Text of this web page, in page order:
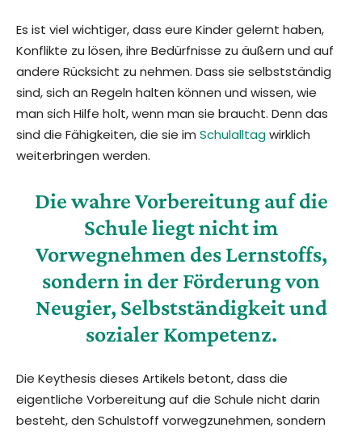
Es ist viel wichtiger, dass eure Kinder gelernt haben,
Konflikte zu lösen, ihre Bedürfnisse zu äußern und auf
andere Rücksicht zu nehmen. Dass sie selbstständig
sind, sich an Regeln halten können und wissen, wie
man sich Hilfe holt, wenn man sie braucht. Denn das
sind die Fähigkeiten, die sie im Schulalltagwirklich
weiterbringen werden.
Die wahre Vorbereitung auf die
Schule liegt nicht im
Vorwegnehmen des Lernstoffs,
sondern in der Förderung von
Neugier, Selbstständigkeit und
sozialer Kompetenz.
Die Keythesis dieses Artikels betont, dass die
eigentliche Vorbereitung auf die Schule nicht darin
besteht, den Schulstoff vorwegzunehmen, sondern